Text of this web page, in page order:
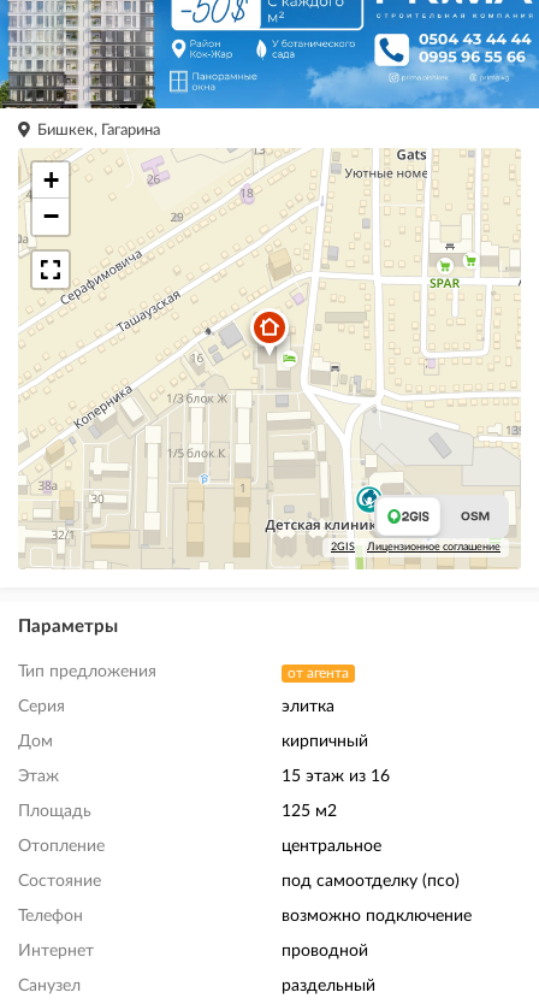
Бишкек, Гагарина
+
−
2GIS Лицензионное соглашение
Параметры
Тип предложения от агента
Серия элитка
Дом кирпичный
Этаж 15 этаж из 16
Площадь 125 м2
Отопление центральное
Состояние под самоотделку (псо)
Телефон возможно подключение
Интернет проводной
Санузел раздельный